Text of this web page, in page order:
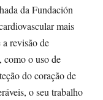
da Fundación
mais
revisão de
como o uso de
do coração de
o seu trabalho